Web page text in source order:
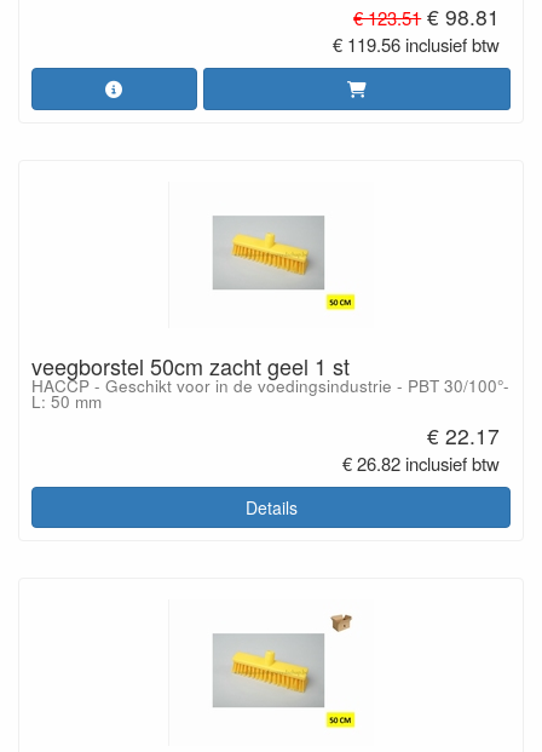
€ 123.51 € 98.81
€ 119.56 inclusief btw
veegborstel 50cm zacht geel 1 st
HACCP - Geschikt voor in de voedingsindustrie - PBT 30/100°-
L: 50 mm
€ 22.17
€ 26.82 inclusief btw
Details